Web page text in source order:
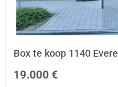
Box te koop 1140 Evere
19.000 €